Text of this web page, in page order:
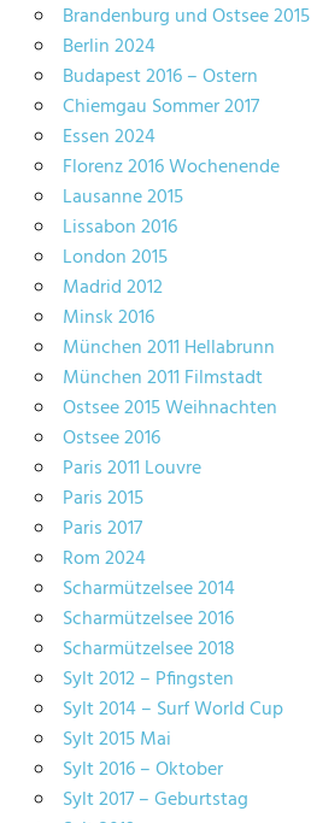
Brandenburg und Ostsee 2015
Berlin 2024
Budapest 2016 – Ostern
Chiemgau Sommer 2017
Essen 2024
Florenz 2016 Wochenende
Lausanne 2015
Lissabon 2016
London 2015
Madrid 2012
Minsk 2016
München 2011 Hellabrunn
München 2011 Filmstadt
Ostsee 2015 Weihnachten
Ostsee 2016
Paris 2011 Louvre
Paris 2015
Paris 2017
Rom 2024
Scharmützelsee 2014
Scharmützelsee 2016
Scharmützelsee 2018
Sylt 2012 – Pfingsten
Sylt 2014 – Surf World Cup
Sylt 2015 Mai
Sylt 2016 – Oktober
Sylt 2017 – Geburtstag